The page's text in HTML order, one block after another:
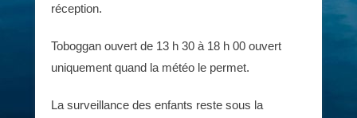
réception.
Toboggan ouvert de 13 h 30 à 18 h 00 ouvert
uniquement quand la météo le permet.
La surveillance des enfants reste sous la